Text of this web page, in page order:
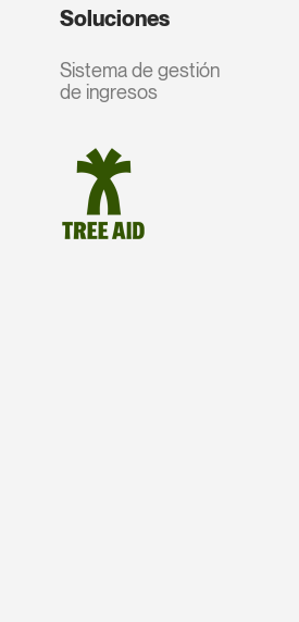
Soluciones
Sistema de gestión
de ingresos